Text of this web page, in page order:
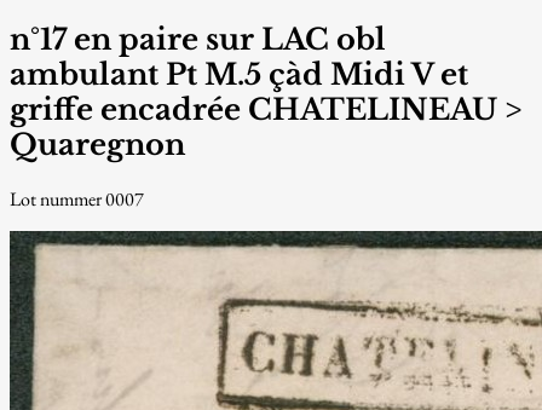
n°17 en paire sur LAC obl
ambulant Pt M.5 çàd Midi V et
griffe encadrée CHATELINEAU >
Quaregnon
Lot nummer 0007